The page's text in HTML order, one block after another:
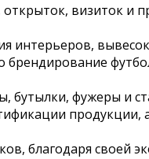
открыток, визиток и
интерьеров,
бутылки, фужеры и
продукции,
благодаря своей